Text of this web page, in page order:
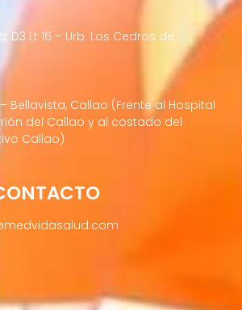
D3 Lt 16 – Urb. Los Cedros de
– Bellavista, Callao (Frente al Hospital
del Callao y al costado del
Callao)